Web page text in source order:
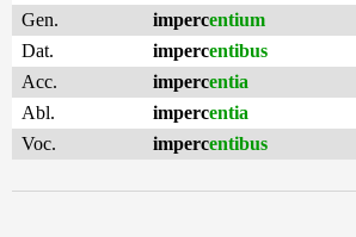
Gen.
impercentium
Dat.
impercentibus
Acc.
impercentia
Abl.
impercentia
Voc.
impercentibus